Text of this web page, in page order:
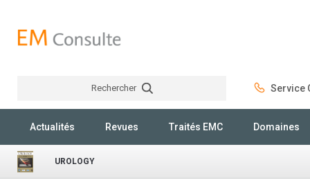
Rechercher Service
Actualités Revues Traités EMC Domaines
UROLOGY